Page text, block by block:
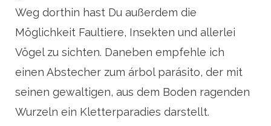
Weg dorthin hast Du außerdem die
Möglichkeit Faultiere, Insekten und allerlei
Vögel zu sichten. Daneben empfehle ich
einen Abstecher zum árbol parásito, der mit
seinen gewaltigen, aus dem Boden ragenden
Wurzeln ein Kletterparadies darstellt.